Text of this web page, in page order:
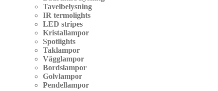
Tavelbelysning
IR termolights
LED stripes
Kristallampor
Spotlights
Taklampor
Vägglampor
Bordslampor
Golvlampor
Pendellampor